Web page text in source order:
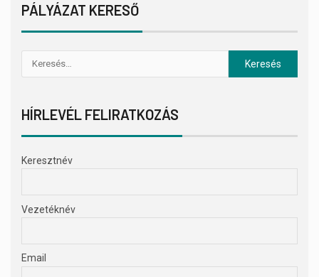
PÁLYÁZAT KERESŐ
HÍRLEVÉL FELIRATKOZÁS
Keresztnév
Vezetéknév
Email